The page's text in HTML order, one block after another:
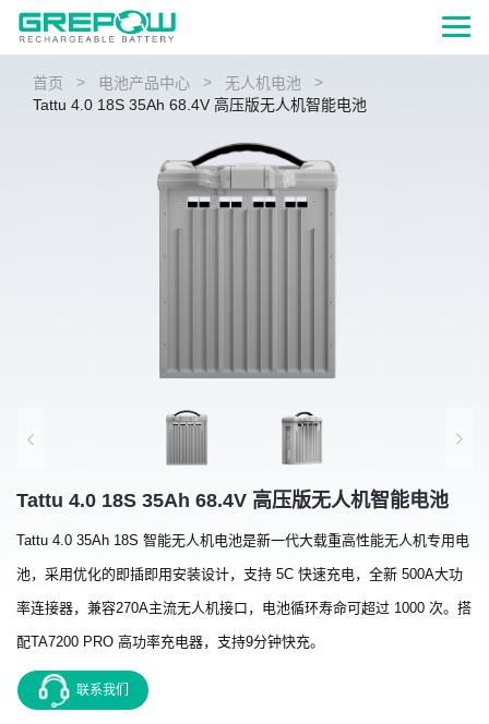
首页 > 电池产品中心 > 无人机电池
>
Tattu 4.0 18S 35Ah 68.4V 高压版无人机智能电池
Tattu 4.0 18S 35Ah 68.4V 高压版无人机智能电池
Tattu 4.0 35Ah 18S 智能无人机电池是新一代大载重高性能无人机专用电
池，采用优化的即插即用安装设计，支持 5C 快速充电，全新 500A大功
率连接器，兼容270A主流无人机接口，电池循环寿命可超过 1000 次。搭
配TA7200 PRO 高功率充电器，支持9分钟快充。
联系我们